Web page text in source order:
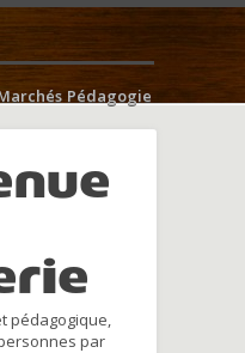
Pédagogie
pédagogique,
par